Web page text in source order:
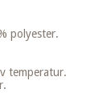
polyester.
temperatur.